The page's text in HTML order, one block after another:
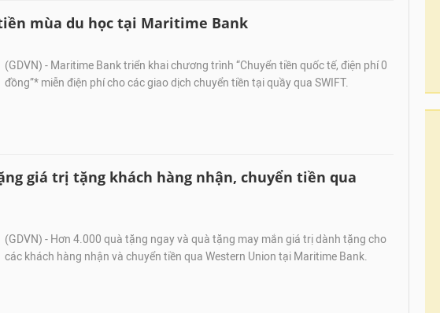
mùa du học tại Maritime Bank
(GDVN) - Maritime Bank triển khai chương trình “Chuyển tiền quốc tế, điện phí 0
đồng”* miễn điện phí cho các giao dịch chuyển tiền tại quầy qua SWIFT.
giá trị tặng khách hàng nhận, chuyển tiền qua
(GDVN) - Hơn 4.000 quà tặng ngay và quà tặng may mắn giá trị dành tặng cho
các khách hàng nhận và chuyển tiền qua Western Union tại Maritime Bank.